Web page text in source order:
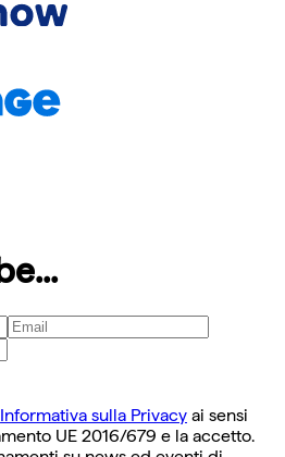
Informativa sulla Privacy ai sensi
UE 2016/679 e la accetto.